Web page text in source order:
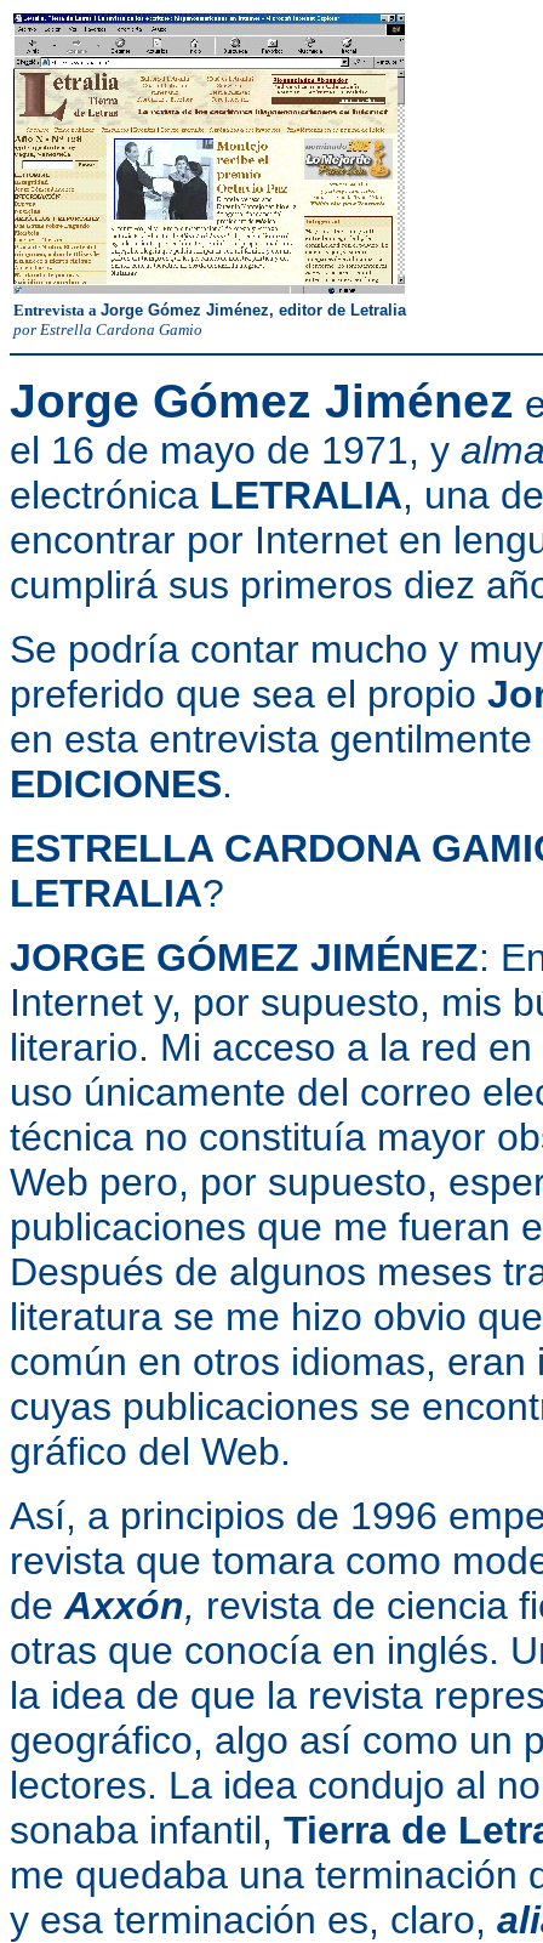
Entrevista a Jorge Gómez Jiménez, editor de Letralia
por Estrella Cardona Gamio
Jorge Gómez Jiménez
el 16 de mayo de 1971, y
electrónica LETRALIA, una
encontrar por Internet en
cumplirá sus primeros diez
Se podría contar mucho y
preferido que sea el propio
en esta entrevista
EDICIONES.
ESTRELLA CARDONA
LETRALIA?
JORGE GÓMEZ JIMÉNEZ:
Internet y, por supuesto, mis
literario. Mi acceso a la red
uso únicamente del correo
técnica no constituía mayor
Web pero, por supuesto,
publicaciones que me fueran
Después de algunos meses
literatura se me hizo obvio
común en otros idiomas,
cuyas publicaciones se
gráfico del Web.
Así, a principios de 1996
revista que tomara como
de Axxón, revista de ciencia
otras que conocía en inglés.
la idea de que la revista
geográfico, algo así como un
lectores. La idea condujo al
sonaba infantil, Tierra de
me quedaba una terminación
y esa terminación es, claro,